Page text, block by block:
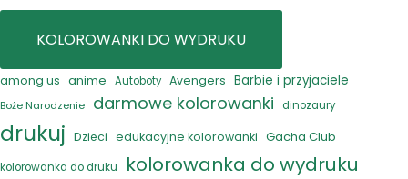
KOLOROWANKI DO WYDRUKU
among us anime Autoboty Avengers Barbie i przyjaciele
Boże Narodzenie darmowe kolorowanki dinozaury
drukuj Dzieci edukacyjne kolorowanki Gacha Club
kolorowanka do druku kolorowanka do wydruku